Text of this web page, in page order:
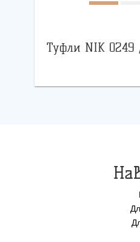
Туфли NIK 0249